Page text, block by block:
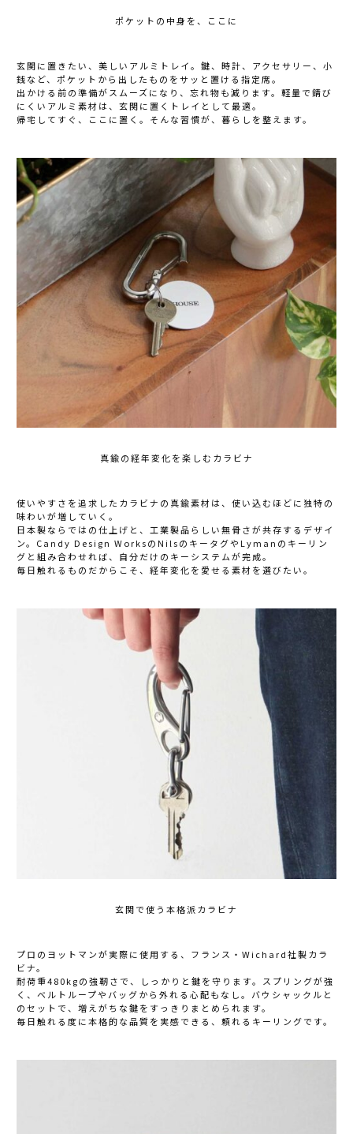
ポケットの中身を、ここに
玄関に置きたい、美しいアルミトレイ。鍵、時計、アクセサリー、小
銭など、ポケットから出したものをサッと置ける指定席。
出かける前の準備がスムーズになり、忘れ物も減ります。軽量で錆び
にくいアルミ素材は、玄関に置くトレイとして最適。
帰宅してすぐ、ここに置く。そんな習慣が、暮らしを整えます。
真鍮の経年変化を楽しむカラビナ
使いやすさを追求したカラビナの真鍮素材は、使い込むほどに独特の
味わいが増していく。
日本製ならではの仕上げと、工業製品らしい無骨さが共存するデザイ
ン。Candy Design WorksのNilsのキータグやLymanのキーリン
グと組み合わせれば、自分だけのキーシステムが完成。
毎日触れるものだからこそ、経年変化を愛せる素材を選びたい。
玄関で使う本格派カラビナ
プロのヨットマンが実際に使用する、フランス・Wichard社製カラ
ビナ。
耐荷重480kgの強靭さで、しっかりと鍵を守ります。スプリングが強
く、ベルトループやバッグから外れる心配もなし。バウシャックルと
のセットで、増えがちな鍵をすっきりまとめられます。
毎日触れる度に本格的な品質を実感できる、頼れるキーリングです。